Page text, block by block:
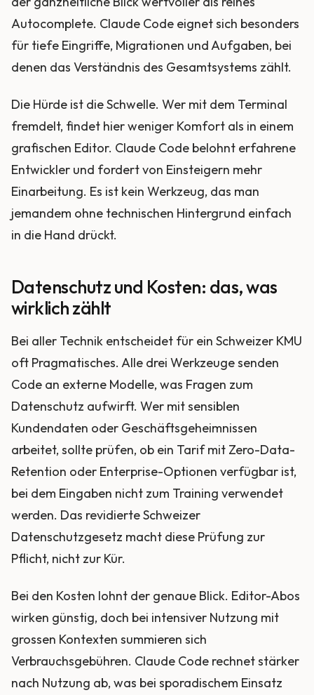
Autocomplete. Claude Code eignet sich besonders
für tiefe Eingriffe, Migrationen und Aufgaben, bei
denen das Verständnis des Gesamtsystems zählt.
Die Hürde ist die Schwelle. Wer mit dem Terminal
fremdelt, findet hier weniger Komfort als in einem
grafischen Editor. Claude Code belohnt erfahrene
Entwickler und fordert von Einsteigern mehr
Einarbeitung. Es ist kein Werkzeug, das man
jemandem ohne technischen Hintergrund einfach
in die Hand drückt.
Datenschutz und Kosten: das, was
wirklich zählt
Bei aller Technik entscheidet für ein Schweizer KMU
oft Pragmatisches. Alle drei Werkzeuge senden
Code an externe Modelle, was Fragen zum
Datenschutz aufwirft. Wer mit sensiblen
Kundendaten oder Geschäftsgeheimnissen
arbeitet, sollte prüfen, ob ein Tarif mit Zero-Data-
Retention oder Enterprise-Optionen verfügbar ist,
bei dem Eingaben nicht zum Training verwendet
werden. Das revidierte Schweizer
Datenschutzgesetz macht diese Prüfung zur
Pflicht, nicht zur Kür.
Bei den Kosten lohnt der genaue Blick. Editor-Abos
wirken günstig, doch bei intensiver Nutzung mit
grossen Kontexten summieren sich
Verbrauchsgebühren. Claude Code rechnet stärker
nach Nutzung ab, was bei sporadischem Einsatz